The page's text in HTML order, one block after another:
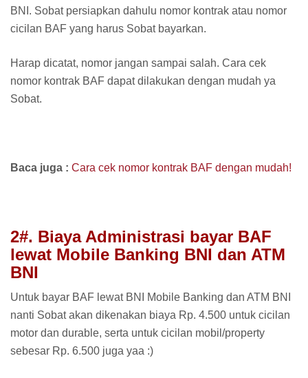
BNI. Sobat persiapkan dahulu nomor kontrak atau nomor
cicilan BAF yang harus Sobat bayarkan.
Harap dicatat, nomor jangan sampai salah. Cara cek
nomor kontrak BAF dapat dilakukan dengan mudah ya
Sobat.
Baca juga : Cara cek nomor kontrak BAF dengan mudah!
2#. Biaya Administrasi bayar BAF
lewat Mobile Banking BNI dan ATM
BNI
Untuk bayar BAF lewat BNI Mobile Banking dan ATM BNI
nanti Sobat akan dikenakan biaya Rp. 4.500 untuk cicilan
motor dan durable, serta untuk cicilan mobil/property
sebesar Rp. 6.500 juga yaa :)